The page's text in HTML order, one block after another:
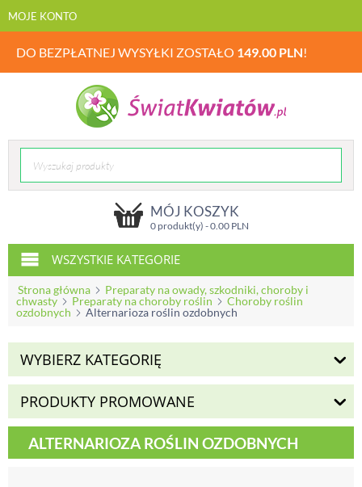
MOJE KONTO
DO BEZPŁATNEJ WYSYŁKI ZOSTAŁO 149.00 PLN!
MÓJ KOSZYK
0 produkt(y) -0.00PLN
WSZYSTKIE KATEGORIE
Strona główna
Preparaty na owady, szkodniki, choroby i
chwasty
Preparaty na choroby roślin
Choroby roślin
ozdobnych
Alternarioza roślin ozdobnych
WYBIERZ KATEGORIĘ
PRODUKTY PROMOWANE
ALTERNARIOZA ROŚLIN OZDOBNYCH